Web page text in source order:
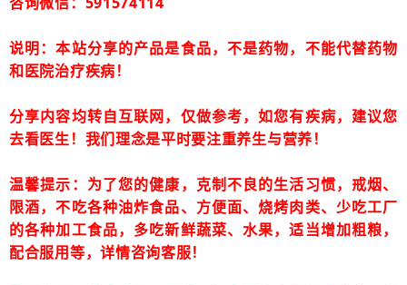
说明：本站分享的产品是食品，不是药物，不能代替药物
和医院治疗疾病！
分享内容均转自互联网，仅做参考，如您有疾病，建议您
去看医生！我们理念是平时要注重养生与营养！
温馨提示：为了您的健康，克制不良的生活习惯，戒烟、
限酒，不吃各种油炸食品、方便面、烧烤肉类、少吃工厂
的各种加工食品，多吃新鲜蔬菜、水果，适当增加粗粮，
配合服用等，详情咨询客服！